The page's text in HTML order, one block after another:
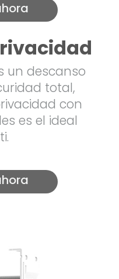
un descanso
total,
con
es el ideal